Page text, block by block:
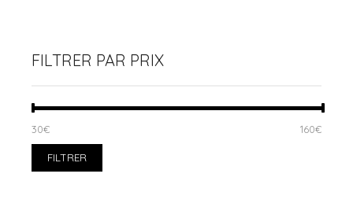
FILTRER PAR PRIX
PRIX
MIN
PRIX
MAX
FILTRER
30€ 160€